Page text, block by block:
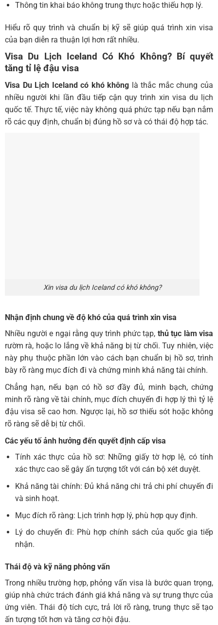
Thông tin khai báo không trung thực hoặc thiếu hợp lý.
Hiểu rõ quy trình và chuẩn bị kỹ sẽ giúp quá trình xin visa
của bạn diễn ra thuận lợi hơn rất nhiều.
Visa Du Lịch Iceland Có Khó Không?Bí quyết
tăng tỉ lệ đậu visa
Visa Du Lịch Iceland có khó không là thắc mắc chung của
nhiều người khi lần đầu tiếp cận quy trình xin visa du lịch
quốc tế. Thực tế, việc này không quá phức tạp nếu bạn nắm
rõ các quy định, chuẩn bị đúng hồ sơ và có thái độ hợp tác.
Xin visa du lịch Iceland có khó không?
Nhận định chung về độ khó của quá trình xin visa
Nhiều người e ngại rằng quy trình phức tạp, thủ tục làm visa
rườm rà, hoặc lo lắng về khả năng bị từ chối. Tuy nhiên, việc
này phụ thuộc phần lớn vào cách bạn chuẩn bị hồ sơ, trình
bày rõ ràng mục đích đi và chứng minh khả năng tài chính.
Chẳng hạn, nếu bạn có hồ sơ đầy đủ, minh bạch, chứng
minh rõ ràng về tài chính, mục đích chuyến đi hợp lý thì tỷ lệ
đậu visa sẽ cao hơn. Ngược lại, hồ sơ thiếu sót hoặc không
rõ ràng sẽ dễ bị từ chối.
Các yếu tố ảnh hưởng đến quyết định cấp visa
Tính xác thực của hồ sơ: Những giấy tờ hợp lệ, có tính
xác thực cao sẽ gây ấn tượng tốt với cán bộ xét duyệt.
Khả năng tài chính: Đủ khả năng chi trả chi phí chuyến đi
và sinh hoạt.
Mục đích rõ ràng: Lịch trình hợp lý, phù hợp quy định.
Lý do chuyến đi: Phù hợp chính sách của quốc gia tiếp
nhận.
Thái độ và kỹ năng phỏng vấn
Trong nhiều trường hợp, phỏng vấn visa là bước quan trọng,
giúp nhà chức trách đánh giá khả năng và sự trung thực của
ứng viên. Thái độ tích cực, trả lời rõ ràng, trung thực sẽ tạo
ấn tượng tốt hơn và tăng cơ hội đậu.